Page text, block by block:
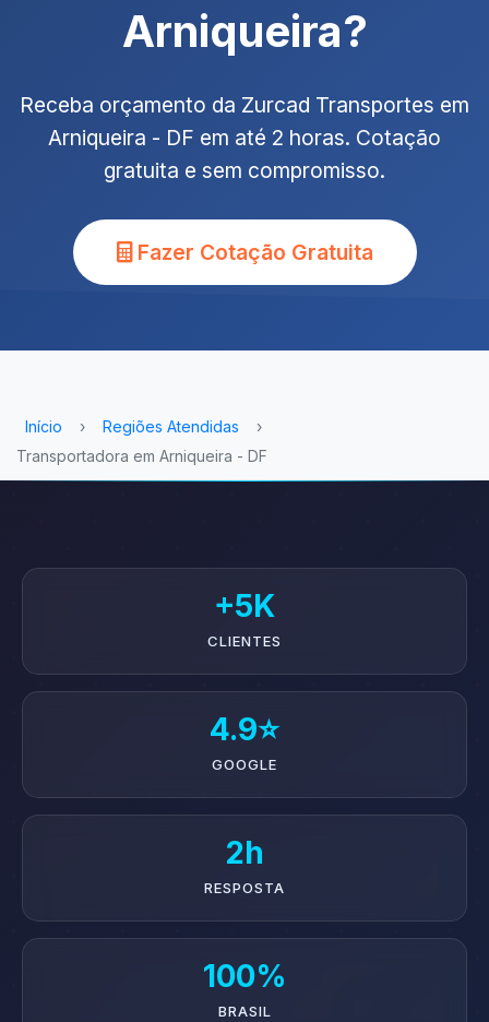
Arniqueira?
Receba orçamento da Zurcad Transportes em
Arniqueira - DF em até 2 horas. Cotação
gratuita e sem compromisso.
Fazer Cotação Gratuita
Início › Regiões Atendidas
›
Transportadora em Arniqueira - DF
+5K
CLIENTES
4.9⭐
GOOGLE
2h
RESPOSTA
100%
BRASIL